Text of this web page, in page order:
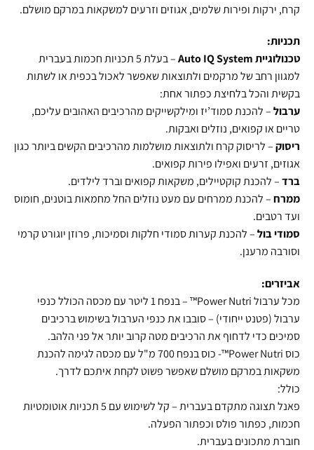
קרח, ירקות ופירות שלמים, אגוזים וזרעים למשקאות במרקם מושלם.
תכניות:
טכנולוגיית Auto IQ System
– בעלת 5 תכניות חכמות בעברית
למגוון רחב של מרקמים ולתוצאות שאפשר לאכול בכפית או לשתות
בקשית והכל בלחיצת כפתור אחת:
ערבול– להכנת סמוד’יז ומילקשייקים מהרכיבים האהובים עליכם,
טריים או קפואים, נוזלים ואבקות.
ריסוק– לריסוק קרח ולתוצאות מושלמות מהרכיבים הקשים ביותר כגון
אגוזים, זרעים ואפילו פירות קפואים.
ברד– להכנת קוקטיילים, משקאות קפואים וברד לילדים.
ממרח– להכנת ממרחים עם מעט נוזלים החל מחמאות בוטנים, חומוס
ועד רטבים.
סמודי בול– להכנת קערות סמודי חלקות וסמיכות, פרוזן יוגורט קרמי
וסורבה מרענן.
אביזרים:
מכל ערבול Power Nutri™ – בנפח 1 ליטר עם מכסה הכולל כנפי
ערבול (פטנט ייחודי) – סובבו את כנפי הערבול בשימוש ברכיבים
סמיכים כדי לדחוף את הרכיבים מטה קרוב יותר אל פני הלהב.
כוס Power Nutri™- כוס בנפח 700 מ"ל עם מכסה לגימה להכנת
משקאות במרקם מושלם שאפשר פשוט לקחת איתכם לדרך.
כולל:
פאנל תצוגה מתקדם בעברית – קל לשימוש עם 5 תכניות אוטומטיות
חכמות, כפתור פולס וכפתור הפעלה.
חוברת מתכונים בעברית.